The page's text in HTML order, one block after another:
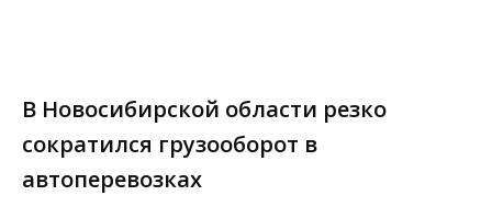
В Новосибирской области резко
сократился грузооборот в
автоперевозках